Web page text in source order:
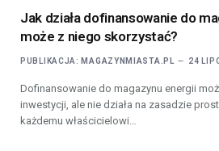
Jak działa dofinansowanie do
może z niego skorzystać?
PUBLIKACJA: MAGAZYNMIASTA.PL 24
Dofinansowanie do magazynu energii
inwestycji, ale nie działa na zasadzie
każdemu właścicielowi…